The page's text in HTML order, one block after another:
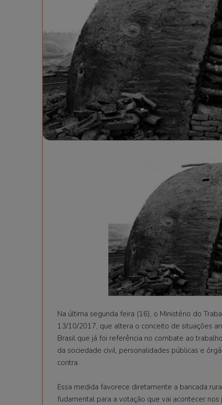
Na última segunda feira (16), o Ministério do
13/10/2017, que altera o conceito de situações
Brasil que já foi referência no combate ao
da sociedade civil, personalidades públicas e
contra.
Essa medida favorece diretamente a bancada
fudamental para a votação que vai acontecer